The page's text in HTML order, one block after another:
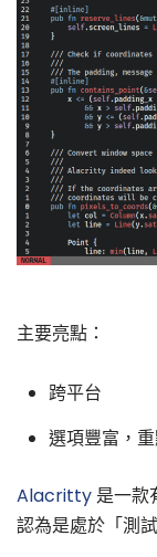
主要亮點：
跨平台
選項豐富，
Alacritty是一款
認為是處於「測